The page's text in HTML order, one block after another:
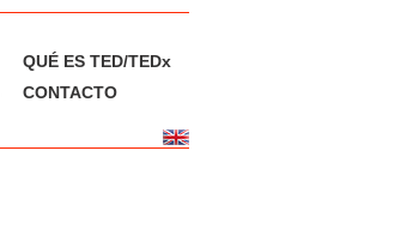
QUÉ ES TED/TEDx
CONTACTO